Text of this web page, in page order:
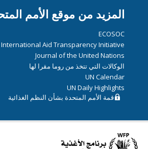
المزيد من موقع الأمم
ECOSOC
International Aid Transparency Initiative
Journal of the United Nations
الوكالات التي تتخذ من روما مقرا لها
UN Calendar
UN Daily Highlights
قمة الأمم المتحدة بشأن النظم الغذائية